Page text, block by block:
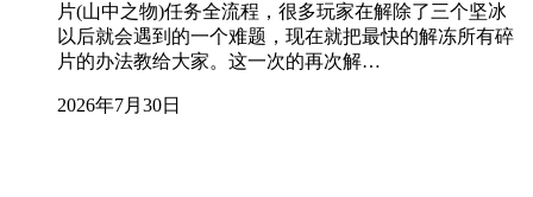
片(山中之物)任务全流程，很多玩家在解除了三个坚冰
以后就会遇到的一个难题，现在就把最快的解冻所有碎
片的办法教给大家。这一次的再次解…
2026年7月30日